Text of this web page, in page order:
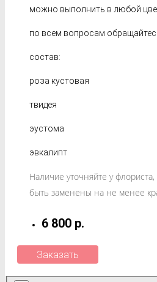
можно выполнить в любой
по всем вопросам
состав:
роза кустовая
твидея
эустома
эвкалипт
Наличие уточняйте у
быть заменены на не менее
6 800 р.
Заказать